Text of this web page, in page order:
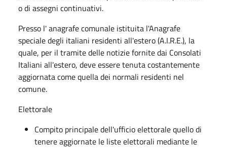
o di assegni continuativi.
Presso l' anagrafe comunale istituita l'Anagrafe
speciale degli italiani residenti all'estero (A.I.R.E.), la
quale, per il tramite delle notizie fornite dai Consolati
Italiani all'estero, deve essere tenuta costantemente
aggiornata come quella dei normali residenti nel
comune.
Elettorale
Compito principale dell'ufficio elettorale quello di
tenere aggiornate le liste elettorali mediante le